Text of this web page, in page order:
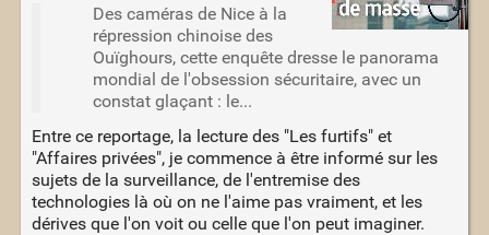
Des caméras de Nice à la
répression chinoise des
Ouïghours, cette enquête dresse le panorama
mondial de l'obsession sécuritaire, avec un
constat glaçant : le...
Entre ce reportage, la lecture des "Les furtifs" et
"Affaires privées", je commence à être informé sur les
sujets de la surveillance, de l'entremise des
technologies là où on ne l'aime pas vraiment, et les
dérives que l'on voit ou celle que l'on peut imaginer.